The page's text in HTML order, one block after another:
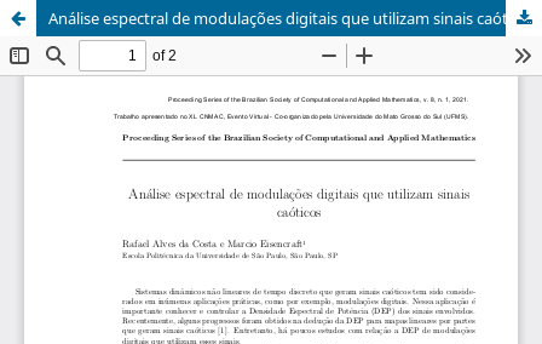
Análise espectral de modulações digitais que utilizam sinais caóticos